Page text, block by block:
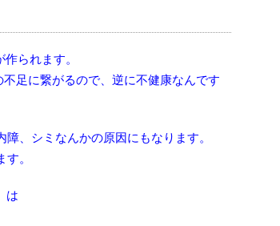
られます。
足に繋がるので、逆に不健康なんです
、シミなんかの原因にもなります。
。
は